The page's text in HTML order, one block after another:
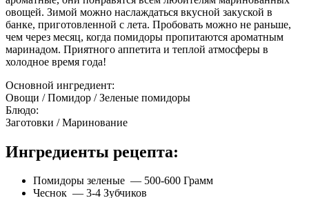
овощей. Зимой можно наслаждаться вкусной закуской в
банке, приготовленной с лета. Пробовать можно не раньше,
чем через месяц, когда помидоры пропитаются ароматным
маринадом. Приятного аппетита и теплой атмосферы в
холодное время года!
Основной ингредиент:
Овощи / Помидор / Зеленые помидоры
Блюдо:
Заготовки / Маринование
Ингредиенты рецепта:
Помидоры зеленые — 500-600 Грамм
Чеснок — 3-4 Зубчиков